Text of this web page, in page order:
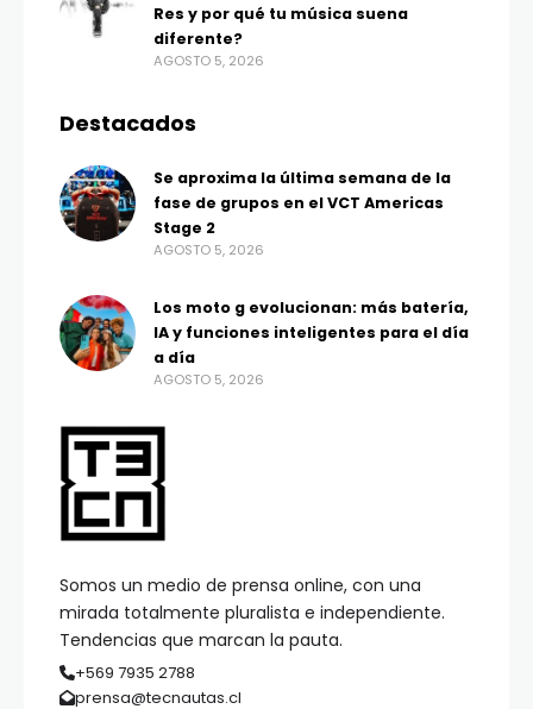
Somos un medio de prensa online, con una
mirada totalmente pluralista e independiente.
Tendencias que marcan la pauta.
+569 7935 2788
prensa@tecnautas.cl
Res y por qué tu música suena
diferente?
AGOSTO 5, 2026
Destacados
Se aproxima la última semana de la
fase de grupos en el VCT Americas
Stage 2
AGOSTO 5, 2026
Los moto g evolucionan: más batería,
IA y funciones inteligentes para el día
a día
AGOSTO 5, 2026